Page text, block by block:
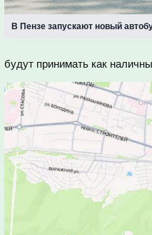
В Пензе запускают новый
будут принимать как